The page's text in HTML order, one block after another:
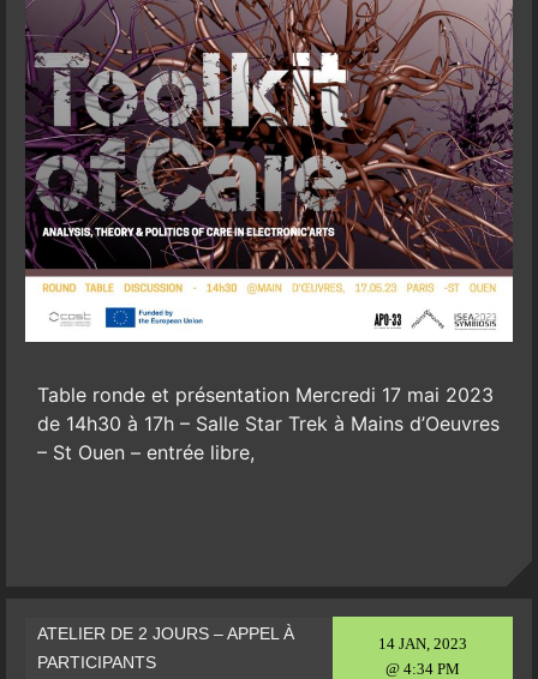
Table ronde et présentation Mercredi 17 mai 2023
de 14h30 à 17h – Salle Star Trek à Mains d’Oeuvres
– St Ouen – entrée libre,
14 JAN, 2023
@ 4:34 PM
ATELIER DE 2 JOURS – APPEL À
PARTICIPANTS